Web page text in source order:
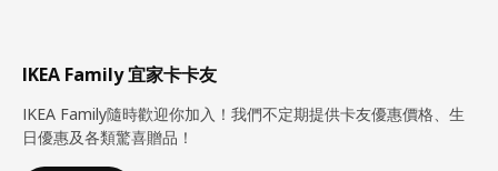
IKEA Family 宜家卡卡友
IKEA Family隨時歡迎你加入！我們不定期提供卡友優惠價格、生
日優惠及各類驚喜贈品！